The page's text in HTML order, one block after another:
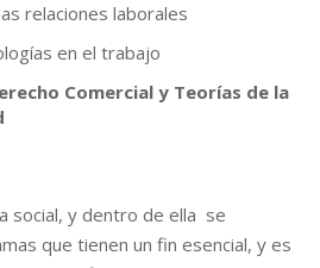
relaciones laborales
en el trabajo
Comercial y Teorías de la
social, y dentro de ella se
que tienen un fin esencial, y es